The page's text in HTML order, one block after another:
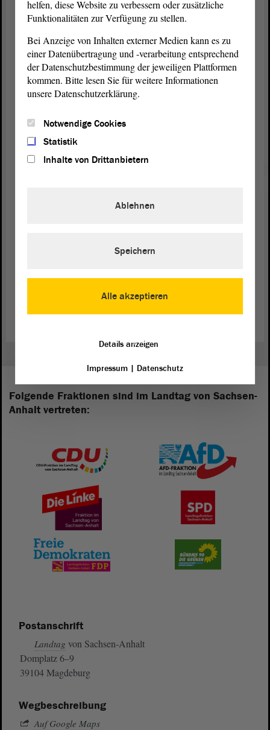
Weil dieses Konzept in Deutschland ein eher neuer,
aber Erfolg versprechender Ansatz ist, bin ich
an ersten Erfahrungsberichten von Kommunen aus
Sachsen-Anhalt und vor allem aus Magdeburg
interessiert.
hinweg, bleiben wir stehen und starten auch im
uns diesen
bin dankbar, dass das auch der Alternativantrag
Zurück zur Landtagssitzung
Folgende Fraktionen sind im Landtag von Sachsen-
Anhalt vertreten:
Postanschrift
Landtag von Sachsen-Anhalt
Domplatz 6–9
39104 Magdeburg
Wegbeschreibung
Auf Google Maps
helfen, diese Website zu verbessern oder zusätzliche
Funktionalitäten zur Verfügung zu stellen.
Bei Anzeige von Inhalten externer Medien kann es zu
einer Datenübertragung und -verarbeitung entsprechend
der Datenschutzbestimmung der jeweiligen Plattformen
kommen. Bitte lesen Sie für weitere Informationen
unsere Datenschutzerklärung.
Notwendige Cookies
Statistik
Inhalte von Drittanbietern
Alle akzeptieren
Ablehnen
Speichern
Details anzeigen
Impressum| Datenschutz